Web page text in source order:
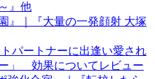
』他
』｜『大量の一発顔射 大塚
パートナーに出逢い愛され
」 効果についてレビュー